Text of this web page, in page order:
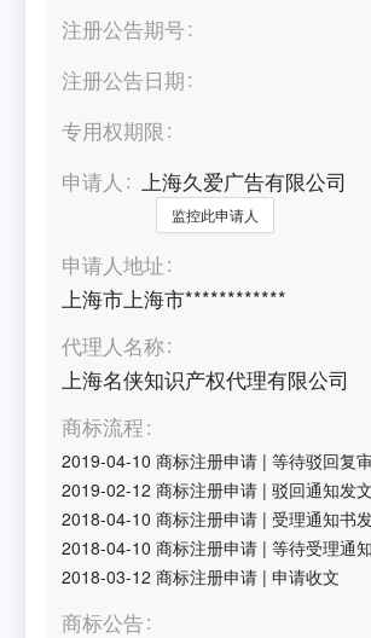
注册公告期号
注册公告日期
专用权期限
申请人
上海久爱广告有限公司
监控此申请人
申请人地址
上海市上海市************
代理人名称
上海名侠知识产权代理有限公司
商标流程
2019-04-10 商标注册申请 |等待驳回复
2019-02-12 商标注册申请 |驳回通知发文
2018-04-10 商标注册申请 |受理通知书
2018-04-10 商标注册申请 |等待受理通
2018-03-12 商标注册申请 |申请收文
商标公告